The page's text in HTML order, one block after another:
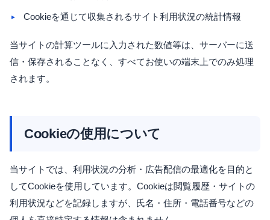
Cookieを通じて収集されるサイト利用状況の統計情報
当サイトの計算ツールに入力された数値等は、サーバーに送
信・保存されることなく、すべてお使いの端末上でのみ処理
されます。
Cookieの使用について
当サイトでは、利用状況の分析・広告配信の最適化を目的と
してCookieを使用しています。Cookieは閲覧履歴・サイトの
利用状況などを記録しますが、氏名・住所・電話番号などの